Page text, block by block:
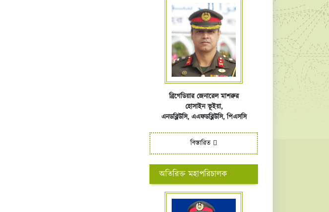
ব্রিগেডিয়ার জেনারেল মাশরুর
হোসাইন ভূইয়া,
এনডব্লিউসি, এএফডব্লিউসি,পিএসসি
বিস্তারিত
অতিরিক্ত মহাপরিচালক